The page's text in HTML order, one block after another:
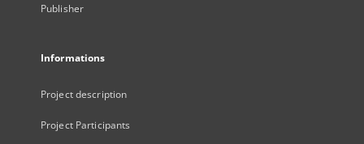
Publisher
Informations
Project description
Project Participants